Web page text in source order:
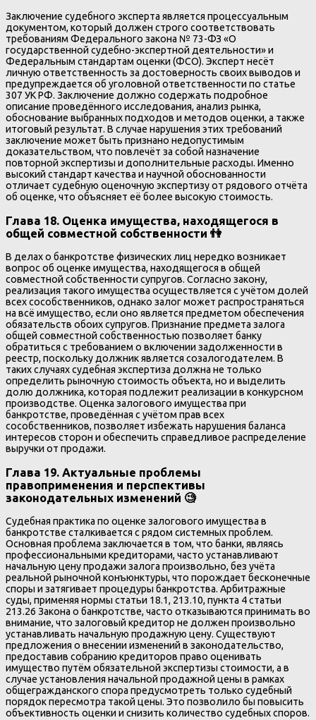
Заключение судебного эксперта является процессуальным
документом, который должен строго соответствовать
требованиям Федерального закона № 73-ФЗ «О
государственной судебно-экспертной деятельности» и
Федеральным стандартам оценки (ФСО). Эксперт несёт
личную ответственность за достоверность своих выводов и
предупреждается об уголовной ответственности по статье
307 УК РФ. Заключение должно содержать подробное
описание проведённого исследования, анализ рынка,
обоснование выбранных подходов и методов оценки, а также
итоговый результат. В случае нарушения этих требований
заключение может быть признано недопустимым
доказательством, что повлечёт за собой назначение
повторной экспертизы и дополнительные расходы. Именно
высокий стандарт качества и научной обоснованности
отличает судебную оценочную экспертизу от рядового отчёта
об оценке, что объясняет её более высокую стоимость.
Глава 18. Оценка имущества, находящегося в
общей совместной собственности 👫
В делах о банкротстве физических лиц нередко возникает
вопрос об оценке имущества, находящегося в общей
совместной собственности супругов. Согласно закону,
реализация такого имущества осуществляется с учётом долей
всех сособственников, однако залог может распространяться
на всё имущество, если оно является предметом обеспечения
обязательств обоих супругов. Признание предмета залога
общей совместной собственностью позволяет банку
обратиться с требованием о включении задолженности в
реестр, поскольку должник является созалогодателем. В
таких случаях судебная экспертиза должна не только
определить рыночную стоимость объекта, но и выделить
долю должника, которая подлежит реализации в конкурсном
производстве. Оценка залогового имущества при
банкротстве, проведённая с учётом прав всех
сособственников, позволяет избежать нарушения баланса
интересов сторон и обеспечить справедливое распределение
выручки от продажи.
Глава 19. Актуальные проблемы
правоприменения и перспективы
законодательных изменений 🧐
Судебная практика по оценке залогового имущества в
банкротстве сталкивается с рядом системных проблем.
Основная проблема заключается в том, что банки, являясь
профессиональными кредиторами, часто устанавливают
начальную цену продажи залога произвольно, без учёта
реальной рыночной конъюнктуры, что порождает бесконечные
споры и затягивает процедуры банкротства. Арбитражные
суды, применяя нормы статьи 18.1, 213.10, пункта 4 статьи
213.26 Закона о банкротстве, часто отказываются принимать во
внимание, что залоговый кредитор не должен произвольно
устанавливать начальную продажную цену. Существуют
предложения о внесении изменений в законодательство,
предоставив собранию кредиторов право оценивать
имущество путём обязательной экспертизы стоимости, а в
случае установления начальной продажной цены в рамках
общегражданского спора предусмотреть только судебный
порядок пересмотра такой цены. Это позволило бы повысить
объективность оценки и снизить количество судебных споров.